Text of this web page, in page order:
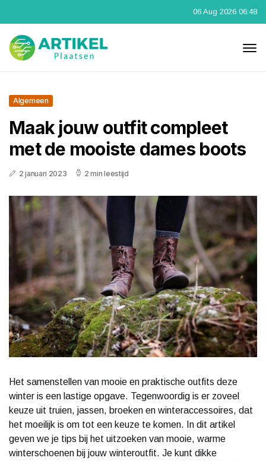
06 Aug 2026 06:48
Algemeen
Maak jouw outfit compleet
met de mooiste dames boots
2 januari 2023 2 min leestijd
Het samenstellen van mooie en praktische outfits deze
winter is een lastige opgave. Tegenwoordig is er zoveel
keuze uit truien, jassen, broeken en winteraccessoires, dat
het moeilijk is om tot een keuze te komen. In dit artikel
geven we je tips bij het uitzoeken van mooie, warme
winterschoenen bij jouw winteroutfit. Je kunt dikke